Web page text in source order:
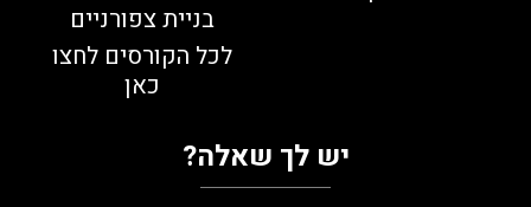
בניית צפורניים
לכל הקורסים לחצו
כאן
יש לך שאלה?